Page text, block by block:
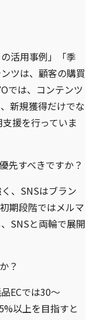
活用事例」「季
ツは、顧客の購買
では、コンテンツ
新規獲得だけでな
援を行っていま
先すべきですか？
、SNSはブラン
期段階ではメルマ
SNSと両輪で展開
？
ECでは30〜
以上を目指すと